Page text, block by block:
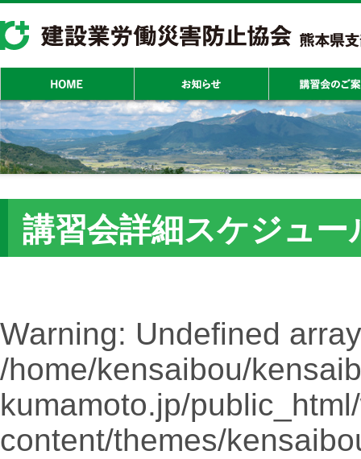
講習会詳細スケジュー
Warning: Undefined
/home/kensaibou/
kumamoto.jp/
content/themes/